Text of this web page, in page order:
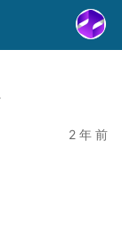
2 年 前